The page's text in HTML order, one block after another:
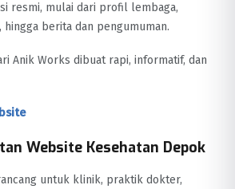
resmi, mulai dari profil lembaga,
berita dan pengumuman.
Anik Works dibuat rapi, informatif, dan
Website Kesehatan Depok
untuk klinik, praktik dokter,